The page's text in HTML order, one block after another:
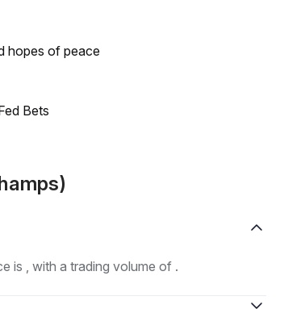
hopes of peace
Bets
is , with a trading volume of .